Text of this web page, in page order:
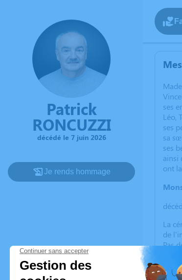
Patrick
RONCUZZI
décédé le 7 juin 2026
Je rends hommage
ses
Léo,
ses
sa
ses
ainsi
ont
La
de
Pas
La